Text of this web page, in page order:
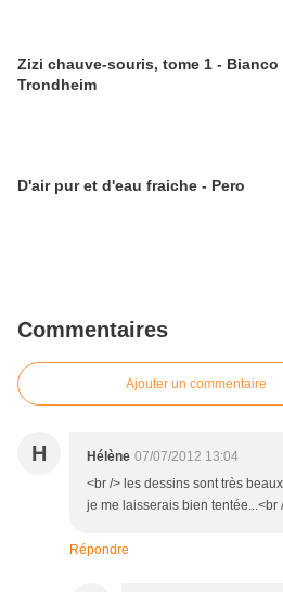
Zizi chauve-souris, tome 1 - Bianco
Trondheim
D'air pur et d'eau fraiche - Pero
Commentaires
Ajouter un commentaire
H Hélène 07/07/2012 13:04
<br /> les dessins sont très
je me laisserais bien tentée...<br
Répondre